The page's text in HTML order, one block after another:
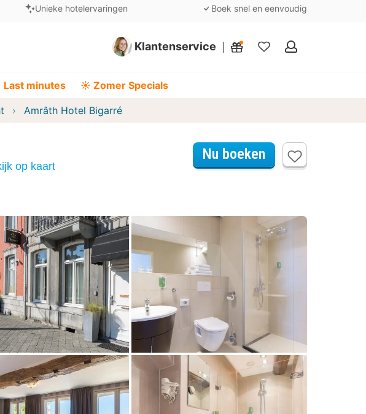
Unieke hotelervaringen Boek snel en eenvoudig
Klantenservice
Mijn
Last minutes ☀️ Zomer Specials
Amrâth Hotel Bigarré
op kaart
Nu boeken